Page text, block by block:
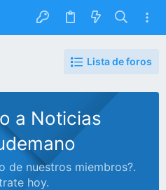
Lista de foros
a Noticias
de nuestros miembros?.
hoy.